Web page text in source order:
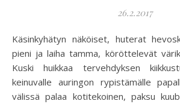
26.2.2017
Käsinkyhätyn näköiset, huterat hevoskärryt, joita vetää
pieni ja laiha tamma, köröttelevät
Kuski huikkaa tervehdyksen
keinuvalle auringon rypistämälle
välissä palaa kotitekoinen, paksu